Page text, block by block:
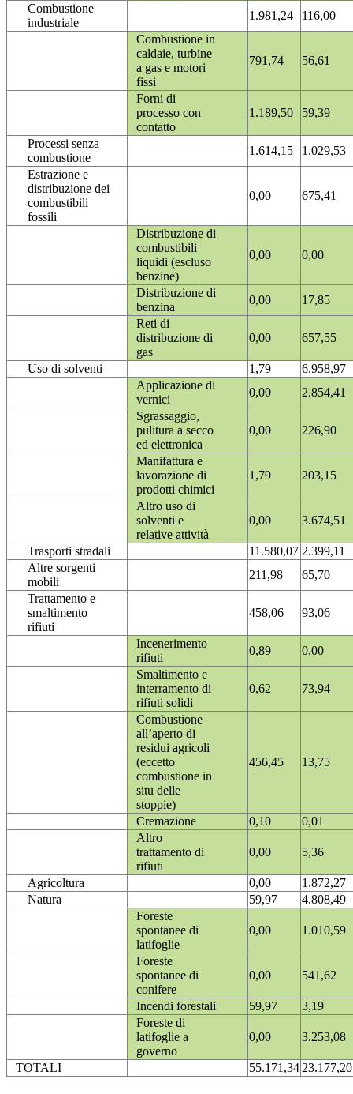
Combustione
industriale
1.981,24
116,00
Combustione in
caldaie, turbine
a gas e motori
fissi
791,74 56,61
Forni di
processo con
contatto
1.189,50 59,39
Processi senza
combustione
1.614,15
1.029,53
Estrazione e
distribuzione dei
combustibili
fossili
0,00 675,41
Distribuzione di
combustibili
liquidi (escluso
benzine)
0,00 0,00
Distribuzione di
benzina
0,00
17,85
Reti di
distribuzione di
gas
0,00 657,55
Uso di solventi 1,79
6.958,97
Applicazione di
vernici
0,00
2.854,41
Sgrassaggio,
pulitura a secco
ed elettronica
0,00 226,90
Manifattura e
lavorazione di
prodotti chimici
1,79 203,15
Altro uso di
solventi e
relative attività
0,00 3.674,51
Trasporti stradali 11.580,07 2.399,11
Altre sorgenti
mobili
211,98
65,70
Trattamento e
smaltimento
rifiuti
458,06 93,06
Incenerimento
rifiuti
0,89
0,00
Smaltimento e
interramento di
rifiuti solidi
0,62 73,94
Combustione
all’aperto di
residui agricoli
(eccetto
combustione in
situ delle
stoppie)
456,45 13,75
Cremazione 0,10
0,01
Altro
trattamento di
rifiuti
0,00 5,36
Agricoltura 0,00
1.872,27
Natura
59,97
4.808,49
Foreste
spontanee di
latifoglie
0,00 1.010,59
Foreste
spontanee di
conifere
0,00 541,62
Incendi forestali 59,97
3,19
Foreste di
latifoglie a
governo
0,00 3.253,08
TOTALI 55.171,3423.177,20